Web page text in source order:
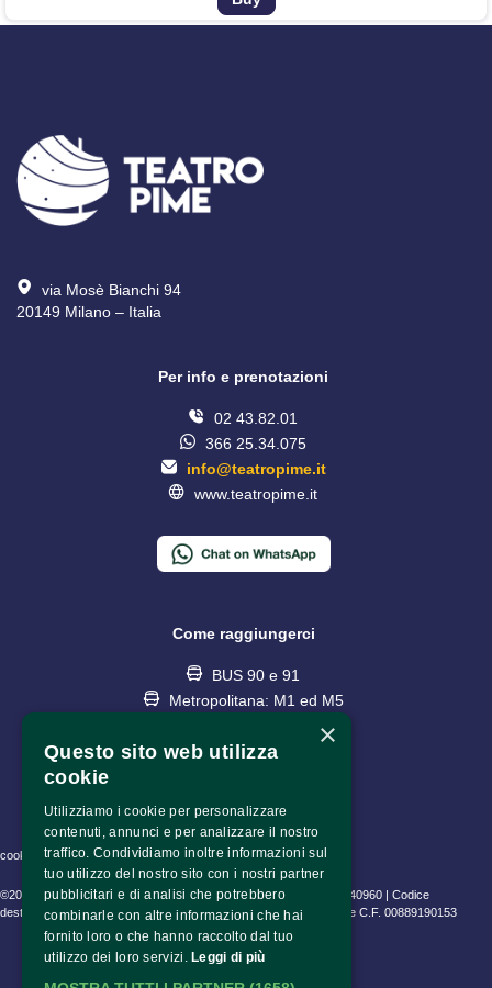
via Mosè Bianchi 94
20149 Milano – Italia
Per info e prenotazioni
02 43.82.01
366 25.34.075
info@teatropime.it
www.teatropime.it
Come raggiungerci
BUS 90 e 91
Metropolitana: M1 ed M5
fermata Lotto
cookie policy • privacy policy • informativa trattamento dati
©2023 Fondazione Pime Onlus C.F. 97486040153 e P.IVA 06630940960 | Codice
destinatario (SDI) SUBM70N | CEAM Srl P.IVA 10802530153 | Pime C.F. 00889190153
×
Questo sito web utilizza
cookie
Utilizziamo i cookie per personalizzare
contenuti, annunci e per analizzare il nostro
traffico. Condividiamo inoltre informazioni sul
tuo utilizzo del nostro sito con i nostri partner
pubblicitari e di analisi che potrebbero
combinarle con altre informazioni che hai
fornito loro o che hanno raccolto dal tuo
utilizzo dei loro servizi. Leggi di più